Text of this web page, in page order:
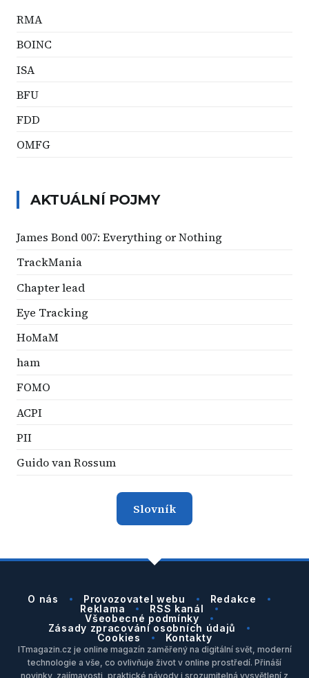
RMA
BOINC
ISA
BFU
FDD
OMFG
AKTUÁLNÍ POJMY
James Bond 007: Everything or Nothing
TrackMania
Chapter lead
Eye Tracking
HoMaM
ham
FOMO
ACPI
PII
Guido van Rossum
Slovník
O nás Provozovatel webu
Redakce
Reklama
RSS kanál
Všeobecné podmínky
Zásady zpracování osobních údajů
Cookies
Kontakty
ITmagazin.cz je online magazín zaměřený na digitální svět, moderní
technologie a vše, co ovlivňuje život v online prostředí. Přináší
novinky, zajímavosti, praktické návody i srozumitelná vysvětlení z